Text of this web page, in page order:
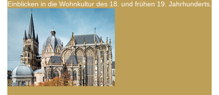
Einblicken in die Wohnkultur des 18. und frühen 19. Jahrhunderts.